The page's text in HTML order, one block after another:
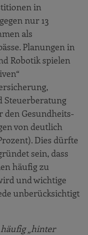
in
nur 13
als
Planungen in
Robotik spielen
Steuerberatung
den Gesundheits-
von deutlich
Dies dürfte
sein, dass
häufig zu
und wichtige
unberücksichtigt
„hinter